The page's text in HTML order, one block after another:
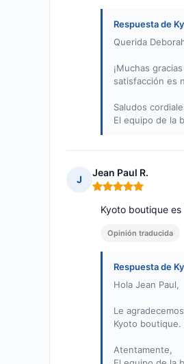
Respuesta de
Querida
¡Muchas
satisfacción es
Saludos
El equipo de la
J
Jean Paul R.
Nota: 5 de 5
Kyoto boutique
Opinión traducida
Respuesta de
Hola Jean Paul,
Le
Kyoto
Atentamente,